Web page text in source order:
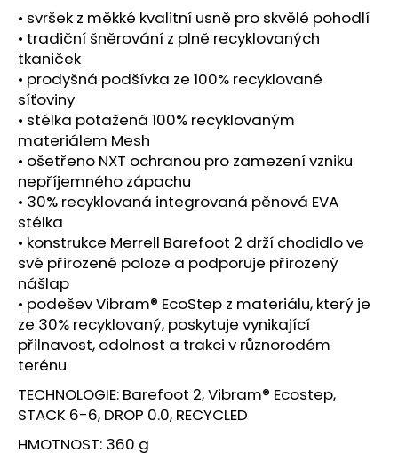
• svršek z měkké kvalitní usně pro skvělé pohodlí
• tradiční šněrování z plně recyklovaných
tkaniček
• prodyšná podšívka ze 100% recyklované
síťoviny
• stélka potažená 100% recyklovaným
materiálem Mesh
• ošetřeno NXT ochranou pro zamezení vzniku
nepříjemného zápachu
• 30% recyklovaná integrovaná pěnová EVA
stélka
• konstrukce Merrell Barefoot 2 drží chodidlo ve
své přirozené poloze a podporuje přirozený
nášlap
• podešev Vibram® EcoStep z materiálu, který je
ze 30% recyklovaný, poskytuje vynikající
přilnavost, odolnost a trakci v různorodém
terénu
TECHNOLOGIE: Barefoot 2, Vibram® Ecostep,
STACK 6-6, DROP 0.0, RECYCLED
HMOTNOST: 360 g
BOTY
CRAFT
KYPE
PRO
-
ZELENÁ
7
990
Kč